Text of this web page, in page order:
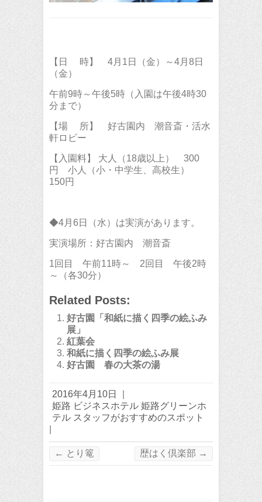
【日 時】 4月1日（金）～4月8日
（金）
午前9時～午後5時（入園は午後4時30
分まで）
【場 所】 好古園内 潮音斎・活水
軒ロビー
【入園料】 大人（18歳以上） 300
円 小人（小・中学生、高校生）
150円
◆4月6日（水）は実演があります。
実演場所：好古園内 潮音斎
1回目 午前11時～ 2回目 午後2時
～（各30分）
Related Posts:
好古園「和紙に描く四季の絵ふみ
展」
紅葉会
和紙に描く四季の絵ふみ展
好古園 春の大茶の湯
2016年4月10日
姫路 ビジネスホテル 姫路グリーンホ
テル スタッフがおすすめのスポット
← とり篭 歴はく倶楽部 →